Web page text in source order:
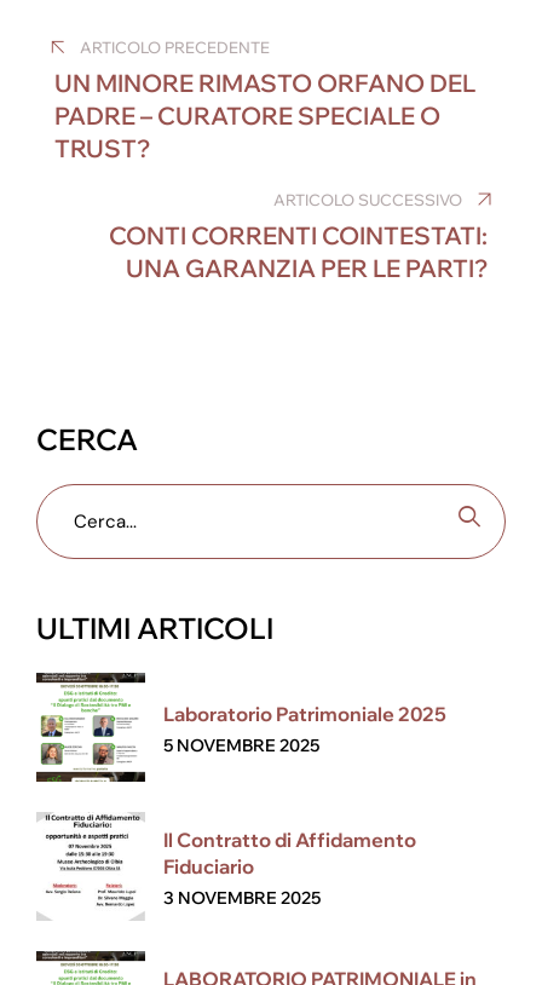
c
e
b
o
ailk
e
dI
n
e
n
er
e
st
gr
a
s
A
p
p
articoli
ARTICOLO PRECEDENTE
UN MINORE RIMASTO ORFANO DEL
PADRE – CURATORE SPECIALE O
TRUST?
ARTICOLO SUCCESSIVO
CONTI CORRENTI COINTESTATI:
UNA GARANZIA PER LE PARTI?
CERCA
ULTIMI ARTICOLI
Laboratorio Patrimoniale 2025
5 NOVEMBRE 2025
Il Contratto di Affidamento
Fiduciario
3 NOVEMBRE 2025
LABORATORIO PATRIMONIALE in